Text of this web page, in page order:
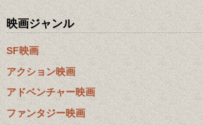
映画ジャンル
SF映画
アクション映画
アドベンチャー映画
ファンタジー映画